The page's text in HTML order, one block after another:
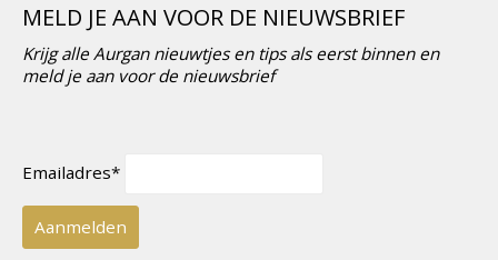
MELD JE AAN VOOR DE NIEUWSBRIEF
Krijg alle Aurgan nieuwtjes en tips als eerst binnen en
meld je aan voor de nieuwsbrief
Emailadres*